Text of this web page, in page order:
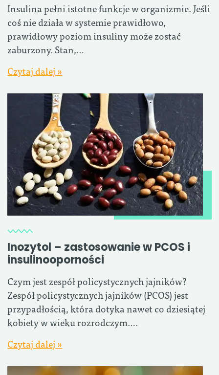
Insulina pełni istotne funkcje w organizmie. Jeśli
coś nie działa w systemie prawidłowo,
prawidłowy poziom insuliny może zostać
zaburzony. Stan,…
Czytaj dalej »
Inozytol – zastosowanie w PCOS i
insulinooporności
Czym jest zespół policystycznych jajników?
Zespół policystycznych jajników (PCOS) jest
przypadłością, która dotyka nawet co dziesiątej
kobiety w wieku rozrodczym….
Czytaj dalej »